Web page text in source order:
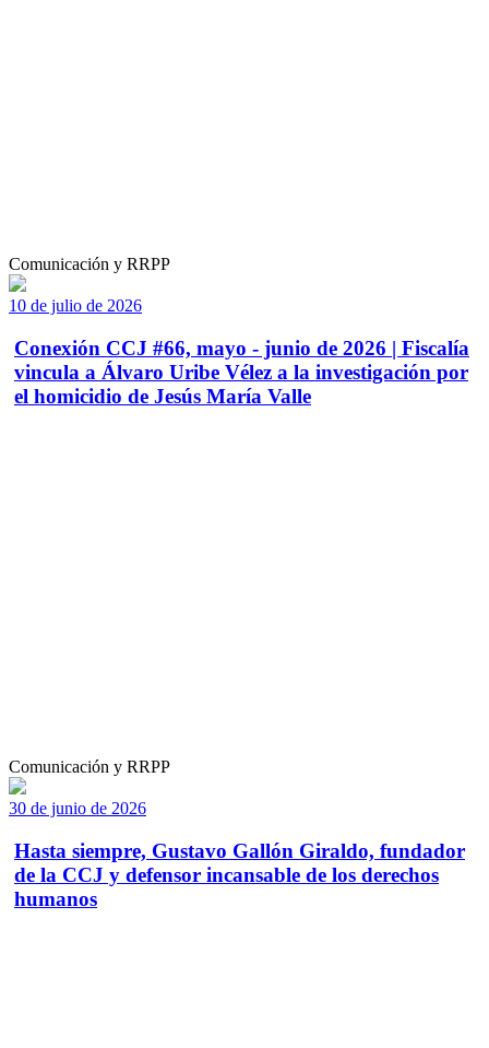
Comunicación y RRPP
10 de julio de 2026
Conexión CCJ #66, mayo - junio de 2026 | Fiscalía
vincula a Álvaro Uribe Vélez a la investigación por
el homicidio de Jesús María Valle
Comunicación y RRPP
30 de junio de 2026
Hasta siempre, Gustavo Gallón Giraldo, fundador
de la CCJ y defensor incansable de los derechos
humanos